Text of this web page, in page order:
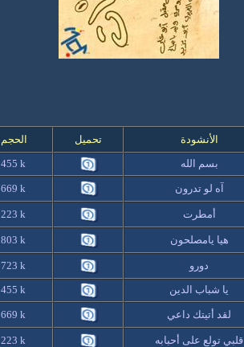
الحجم تحميل
الأنشودة
455 k
بسم الله
669 k آه لو تدرون
223 k أمطرت
803 k هيا يامصلحون
723 k
دورو
455 k
يا شباب الدين
669 k لقد أتيتك داعي
223 k قلبي تولع على أحبابه